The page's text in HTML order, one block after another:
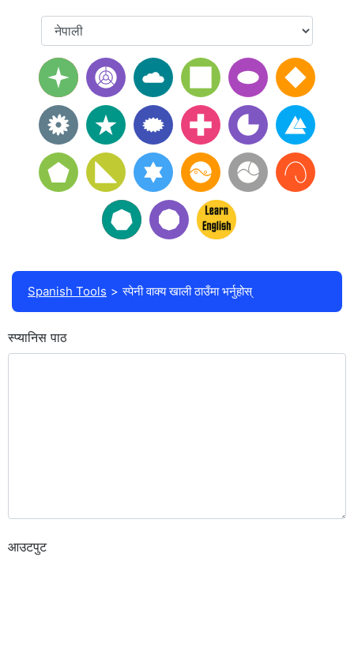
Spanish Tools स्पेनी वाक्य खाली ठाउँमा भर्नुहोस्
स्प्यानिस पाठ
आउटपुट